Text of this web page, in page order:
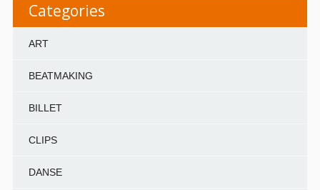
Categories
ART
BEATMAKING
BILLET
CLIPS
DANSE